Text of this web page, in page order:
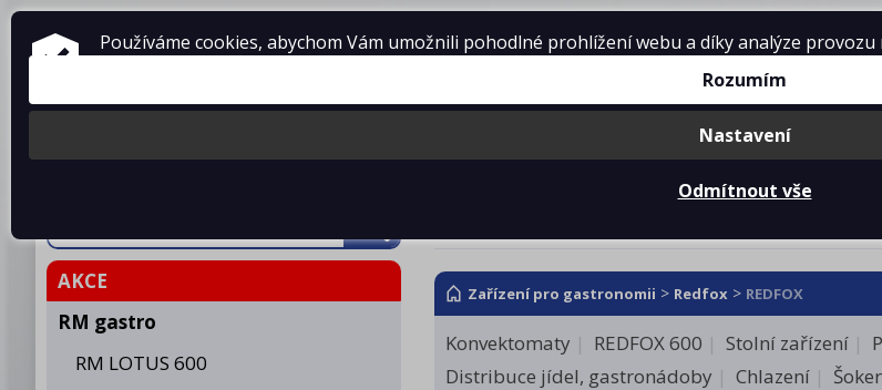
ZAŘÍZENÍ PRO GASTRONOMII
Produkty O firmě Projekty kuchyní
AKCE
RM gastro
RM LOTUS 600
Zařízení pro gastronomii > Redfox > REDFOX
Konvektomaty REDFOX 600 Stolní zařízení
Distribuce jídel, gastronádoby
Chlazení
Používáme cookies, abychom Vám umožnili pohodlné prohlížení webu a díky analýze
Rozumím
Nastavení
Odmítnout vše